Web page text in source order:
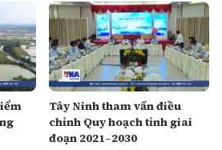
Tây Ninh tham vấn điều
chỉnh Quy hoạch tỉnh giai
đoạn 2021–2030